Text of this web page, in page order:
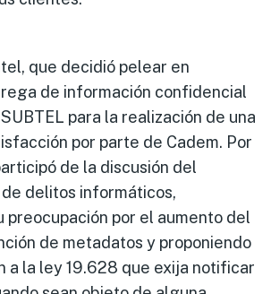
que decidió pelear en
de información confidencial
para la realización de una
por parte de Cadem. Por
de la discusión del
delitos informáticos,
preocupación por el aumento del
de metadatos y proponiendo
a la ley 19.628 que exija notificar